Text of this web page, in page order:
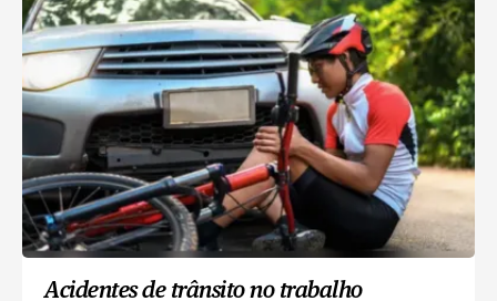
Acidentes de trânsito no trabalho